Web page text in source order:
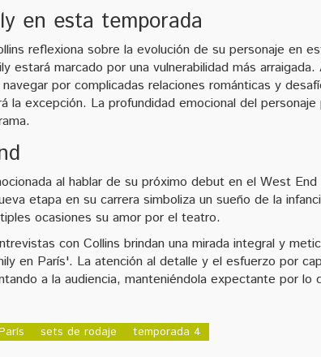
en esta temporada
reflexiona sobre la evolución de su personaje en
estará marcado por una vulnerabilidad más
por complicadas relaciones románticas y
la excepción. La profundidad emocional del
al hablar de su próximo debut en el West
etapa en su carrera simboliza un sueño de la
ocasiones su amor por el teatro.
con Collins brindan una mirada integral y
en París'. La atención al detalle y el esfuerzo por
a la audiencia, manteniéndola expectante por lo
sets de rodaje temporada 4